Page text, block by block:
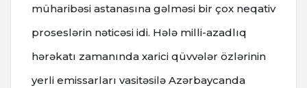
müharibəsi astanasına gəlməsi bir çox neqativ
proseslərin nəticəsi idi. Hələ milli-azadlıq
hərəkatı zamanında xarici qüvvələr özlərinin
yerli emissarları vasitəsilə Azərbaycanda